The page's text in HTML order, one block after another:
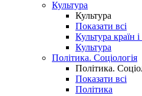
Культура
Культура
Показати всі
Культура країн
Культура
Політика. Соціологія
Політика.
Показати всі
Політика